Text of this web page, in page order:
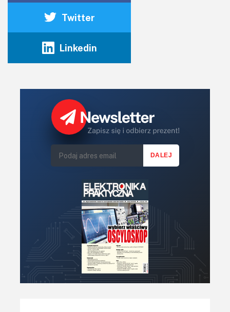
Twitter
Linkedin